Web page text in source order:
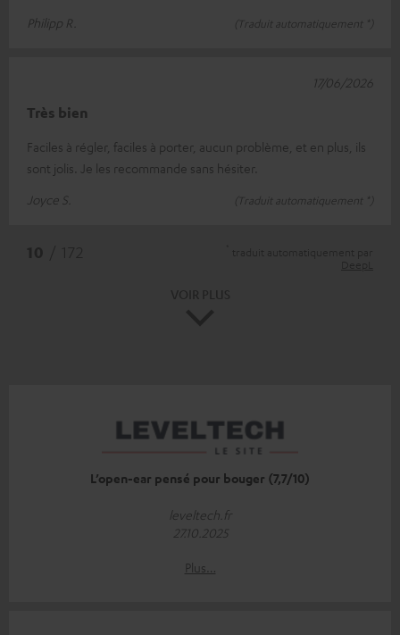
Philipp R.
(Traduit automatiquement *)
Très bien
Faciles à régler, faciles à porter, aucun problème, et en plus, ils
sont jolis. Je les recommande sans hésiter.
Joyce S.
(Traduit automatiquement *)
17/06/2026
L’open-ear pensé pour bouger (7,7/10)
leveltech.fr
27.10.2025
Plus…